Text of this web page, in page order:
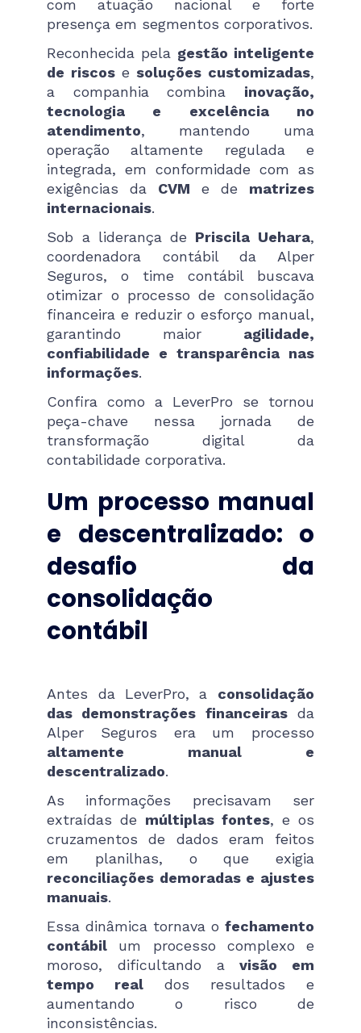
com atuação nacional e forte
presença em segmentos corporativos.
Reconhecida pela gestão inteligente
de riscose soluções customizadas,
a companhia combina inovação,
tecnologia e excelência no
atendimento, mantendo uma
operação altamente regulada e
integrada, em conformidade com as
exigências da CVM e de matrizes
internacionais.
Sob a liderança de Priscila Uehara,
coordenadora contábil da Alper
Seguros, o time contábil buscava
otimizar o processo de consolidação
financeira e reduzir o esforço manual,
garantindo maior agilidade,
confiabilidade e transparência nas
informações.
Confira como a LeverPro se tornou
peça-chave nessa jornada de
transformação digital da
contabilidade corporativa.
Um processo manual
e descentralizado: o
desafio da
consolidação
contábil
Antes da LeverPro, a consolidação
das demonstrações financeirasda
Alper Seguros era um processo
altamente manual e
descentralizado.
As informações precisavam ser
extraídas de múltiplas fontes, e os
cruzamentos de dados eram feitos
em planilhas, o que exigia
reconciliações demoradas e ajustes
manuais.
Essa dinâmica tornava o fechamento
contábil um processo complexo e
moroso, dificultando avisão em
tempo real dos resultados e
aumentando o risco de
inconsistências.